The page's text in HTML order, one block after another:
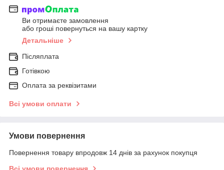
Ви отримаєте замовлення
або гроші повернуться на вашу картку
Детальніше
Післяплата
Готівкою
Оплата за реквізитами
Всі умови оплати
Умови повернення
Повернення товару впродовж 14 днів за рахунок покупця